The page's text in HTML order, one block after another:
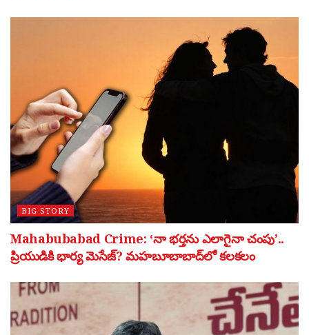
BIG STORY
Mahabubabad Crime: ‘నా భర్తను ఎలాగైనా చంపు’..
ప్రియుడికి భార్య మెసేజ్? మహబూబాబాద్‌లో కలకలం